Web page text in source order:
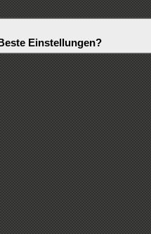
Einstellungen?